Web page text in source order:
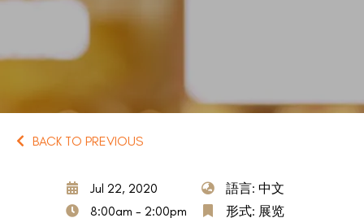
BACK TO PREVIOUS
Jul 22, 2020
8:00am - 2:00pm
語言: 中文
形式: 展览